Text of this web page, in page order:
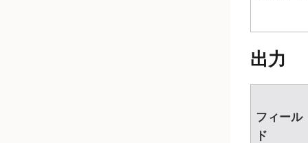
出力
フィール
ド